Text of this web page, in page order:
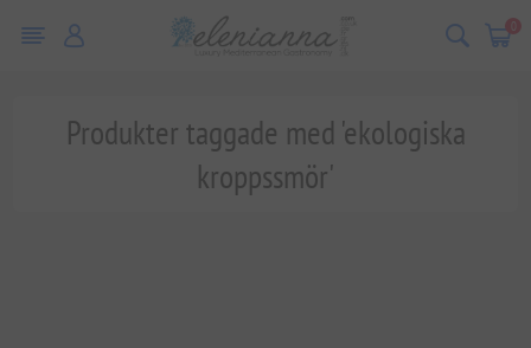
0
Produkter taggade med 'ekologiska
kroppssmör'